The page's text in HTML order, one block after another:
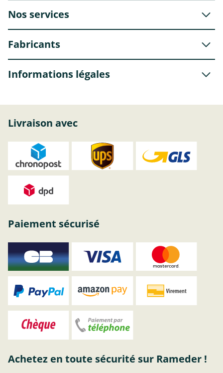
Nos services
Fabricants
Informations légales
Livraison avec
Paiement sécurisé
Achetez en toute sécurité sur Rameder !